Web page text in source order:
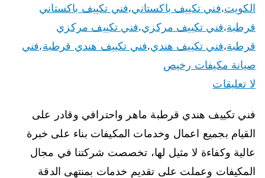
الكويت،فني تكييف باكستاني،فني تكييف باكستاني
قرطبة،فني تكييف مركزي،فني تكييف مركزي
قرطبة،فني تكييف هندي،فني تكييف هندي قرطبة،فني
صيانة مكيفات رخيص
لا تعليقات
فني تكييف هندي قرطبة ماهر واحترافي وقادر على
القيام بجميع اعمال وخدمات المكيفات بناء على خبرة
عالية وكفاءة لا مثيل لها، تخصصت شركتنا في مجال
المكيفات وعملت على تقديم خدمات بمنتهى الدقة